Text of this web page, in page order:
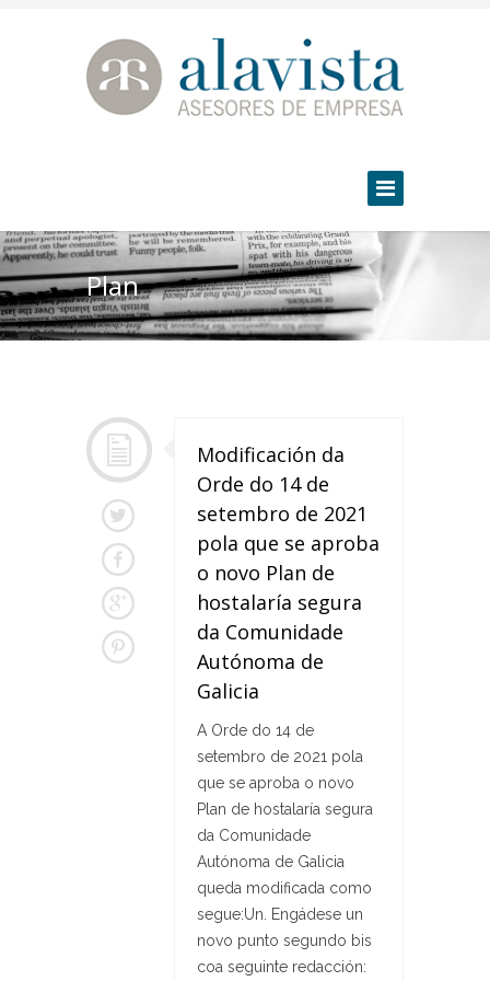
Plan
Modificación da
Orde do 14 de
setembro de 2021
pola que se aproba
o novo Plan de
hostalaría segura
da Comunidade
Autónoma de
Galicia
A Orde do 14 de
setembro de 2021 pola
que se aproba o novo
Plan de hostalaría segura
da Comunidade
Autónoma de Galicia
queda modificada como
segue:Un. Engádese un
novo punto segundo bis
coa seguinte redacción: